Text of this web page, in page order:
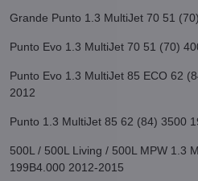
Grande Punto 1.3 MultiJet 70 51
Punto Evo 1.3 MultiJet 70 51 (70)
Punto Evo 1.3 MultiJet 85 ECO 62
2012
Punto 1.3 MultiJet 85 62 (84) 3500
500L / 500L Living / 500L MPW 1.3
199B4.000 2012-2015